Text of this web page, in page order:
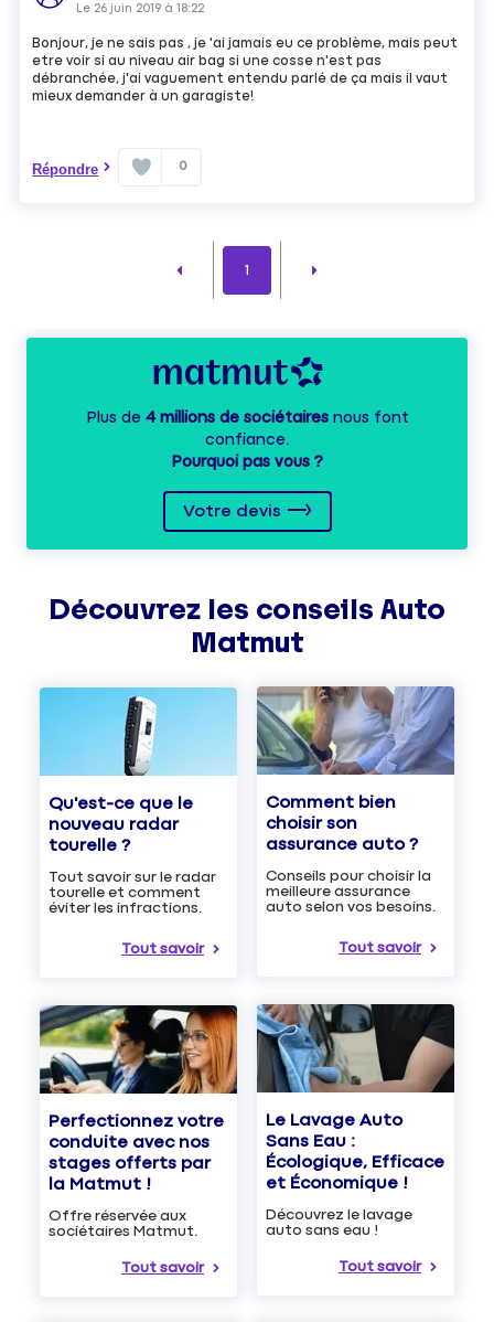
Le 26 juin 2019 à18:22
Bonjour, je ne sais pas , je 'ai jamais eu ce problème, mais peut
etre voir si au niveau air bag si une cosse n'est pas
débranchée, j'ai vaguement entendu parlé de ça mais il vaut
mieux demander à un garagiste!
Répondre 0
1
Plus de 4 millions de sociétairesnous font
confiance.
Pourquoi pas vous ?
Votre devis
Découvrez les conseils Auto
Matmut
Qu'est-ce que le
nouveau radar
tourelle ?
Tout savoir sur le radar
tourelle et comment
éviter les infractions.
Tout savoir
Comment bien
choisir son
assurance auto ?
Conseils pour choisir la
meilleure assurance
auto selon vos besoins.
Tout savoir
Perfectionnez votre
conduite avec nos
stages offerts par
la Matmut !
Offre réservée aux
sociétaires Matmut.
Tout savoir
Le Lavage Auto
Sans Eau :
Écologique, Efficace
et Économique !
Découvrez le lavage
auto sans eau !
Tout savoir